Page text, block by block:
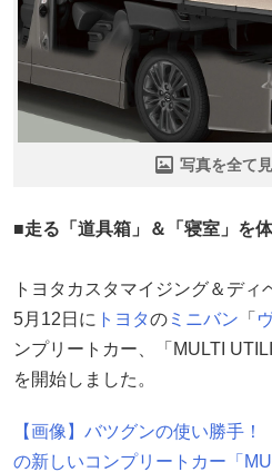
写真を全て
■走る「道具箱」＆「寝室」を
トヨタカスタマイジング＆デ
5月12日に トヨタの ミニバン 「
ンプリートカー、「MULTI
を開始しました。
【画像】バツグンの使い勝手！
の新しいコンプリートカー「